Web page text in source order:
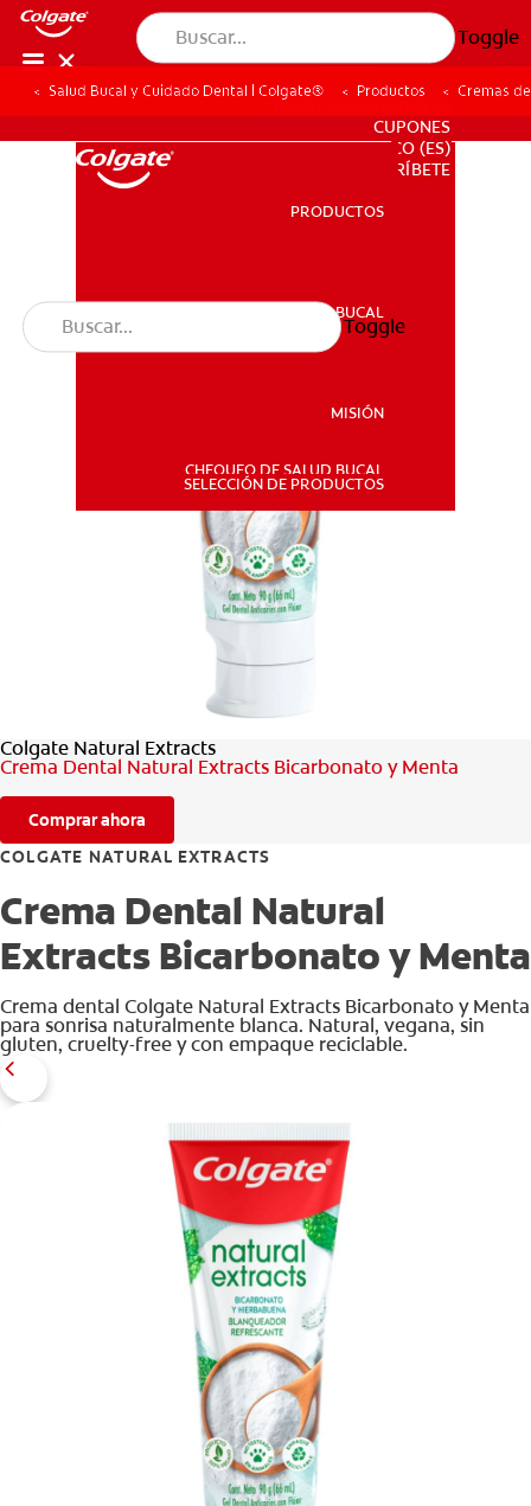
Toggle
SALUD BUCAL
CHEQUEO DE SALUD BUCAL
SELECCIÓN DE PRODUCTOS
PARA PROFESIONALES
CUPONES
CO (ES)
SUSCRÍBETE
PRODUCTOS
SALUD BUCAL
MISIÓN
CHEQUEO DE SALUD BUCAL
SELECCIÓN DE PRODUCTOS
Toggle
Salud Bucal y Cuidado Dental | Colgate® Productos Cremas
Colgate Natural Extracts
Crema Dental Natural Extracts Bicarbonato y Menta
Comprar ahora
COLGATE NATURAL EXTRACTS
Crema Dental Natural
Extracts Bicarbonato y Menta
Crema dental Colgate Natural Extracts Bicarbonato y Menta
para sonrisa naturalmente blanca. Natural, vegana, sin
gluten, cruelty-free y con empaque reciclable.